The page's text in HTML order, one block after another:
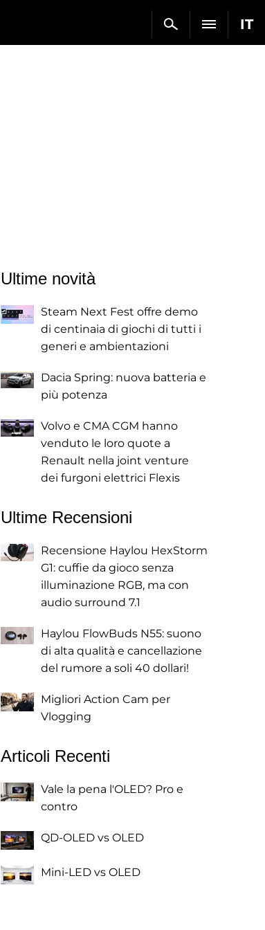
IT
Ultime novità
Steam Next Fest offre demo
di centinaia di giochi di tutti i
generi e ambientazioni
Dacia Spring: nuova batteria e
più potenza
Volvo e CMA CGM hanno
venduto le loro quote a
Renault nella joint venture
dei furgoni elettrici Flexis
Ultime Recensioni
Recensione Haylou HexStorm
G1: cuffie da gioco senza
illuminazione RGB, ma con
audio surround 7.1
Haylou FlowBuds N55: suono
di alta qualità e cancellazione
del rumore a soli 40 dollari!
Migliori Action Cam per
Vlogging
Articoli Recenti
Vale la pena l'OLED? Pro e
contro
QD-OLED vs OLED
Mini-LED vs OLED